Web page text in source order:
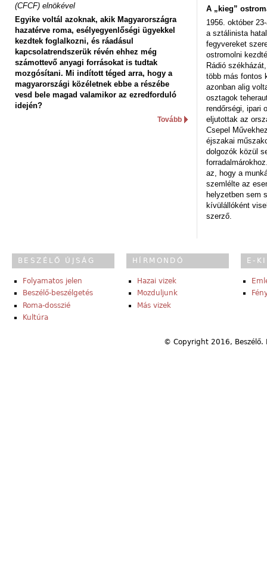
(CFCF) elnökével
Egyike voltál azoknak, akik Magyarországra
hazatérve roma, esélyegyenlőségi ügyekkel
kezdtek foglalkozni, és ráadásul
kapcsolatrendszerük révén ehhez még
számottevő anyagi forrásokat is tudtak
mozgósítani. Mi indított téged arra, hogy a
magyarországi közéletnek ebbe a részébe
vesd bele magad valamikor az ezredforduló
idején?
Tovább
A „kieg”
1956. október
a sztálinista
fegyvereket
ostromolni
Rádió
több más fontos
azonban alig
osztagok
rendőrségi, ipari
eljutottak az
Csepel
éjszakai
dolgozók közül
az, hogy a
szemlélte az
helyzetben sem
kívülállóként
szerző.
BESZÉLŐ ÚJSÁG
Folyamatos jelen
Beszélő-beszélgetés
Roma-dosszié
Kultúra
HÍRMONDÓ
Hazai vizek
Mozduljunk
Más vizek
E-
© Copyright 2016,